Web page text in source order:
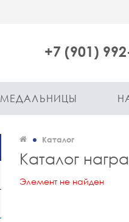
+7 (901)
МЕДАЛЬНИЦЫ
Каталог
Каталог
Элемент не найден